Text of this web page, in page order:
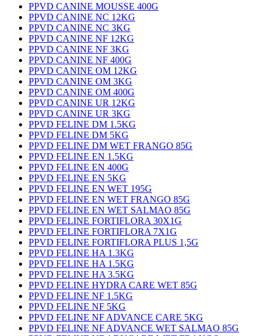
PPVD CANINE MOUSSE 400G
PPVD CANINE NC 12KG
PPVD CANINE NC 3KG
PPVD CANINE NF 12KG
PPVD CANINE NF 3KG
PPVD CANINE NF 400G
PPVD CANINE OM 12KG
PPVD CANINE OM 3KG
PPVD CANINE OM 400G
PPVD CANINE UR 12KG
PPVD CANINE UR 3KG
PPVD FELINE DM 1.5KG
PPVD FELINE DM 5KG
PPVD FELINE DM WET FRANGO 85G
PPVD FELINE EN 1.5KG
PPVD FELINE EN 400G
PPVD FELINE EN 5KG
PPVD FELINE EN WET 195G
PPVD FELINE EN WET FRANGO 85G
PPVD FELINE EN WET SALMAO 85G
PPVD FELINE FORTIFLORA 30X1G
PPVD FELINE FORTIFLORA 7X1G
PPVD FELINE FORTIFLORA PLUS 1,5G
PPVD FELINE HA 1.3KG
PPVD FELINE HA 1.5KG
PPVD FELINE HA 3.5KG
PPVD FELINE HYDRA CARE WET 85G
PPVD FELINE NF 1.5KG
PPVD FELINE NF 5KG
PPVD FELINE NF ADVANCE CARE 5KG
PPVD FELINE NF ADVANCE WET SALMAO 85G